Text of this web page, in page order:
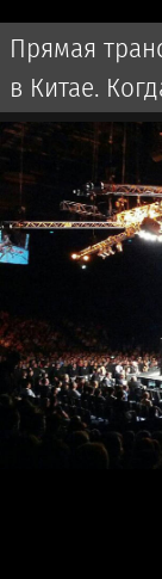
Прямая
в Китае.